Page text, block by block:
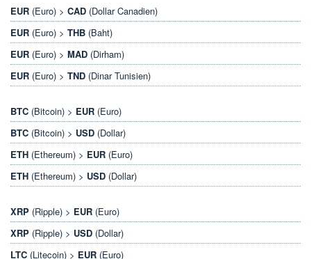
EUR (Euro) > CAD (Dollar Canadien)
EUR (Euro) > THB (Baht)
EUR (Euro) > MAD (Dirham)
EUR (Euro) > TND (Dinar Tunisien)
BTC (Bitcoin) > EUR (Euro)
BTC (Bitcoin) > USD (Dollar)
ETH (Ethereum) > EUR (Euro)
ETH (Ethereum) > USD (Dollar)
XRP (Ripple) > EUR (Euro)
XRP (Ripple) > USD (Dollar)
LTC (Litecoin) > EUR (Euro)